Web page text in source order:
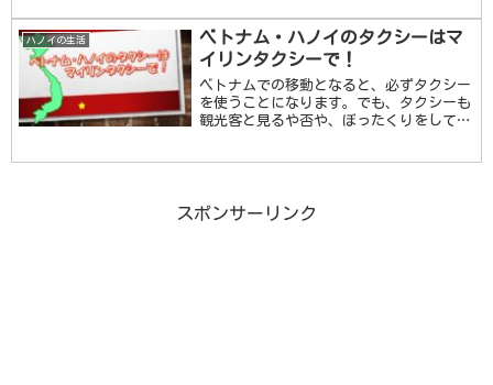
介します。尚、ベトナムでも法律で厳しく
取り締まられま …続きを読む
ハノイの生活
ベトナム・ハノイのタクシーはマ
イリンタクシーで！
ベトナムでの移動となると、必ずタクシー
を使うことになります。でも、タクシーも
観光客と見るや否や、ぼったくりをしてく
スポンサーリンク